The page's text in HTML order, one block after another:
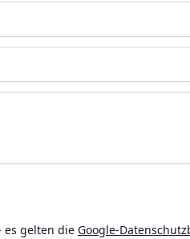
es gelten die Google-